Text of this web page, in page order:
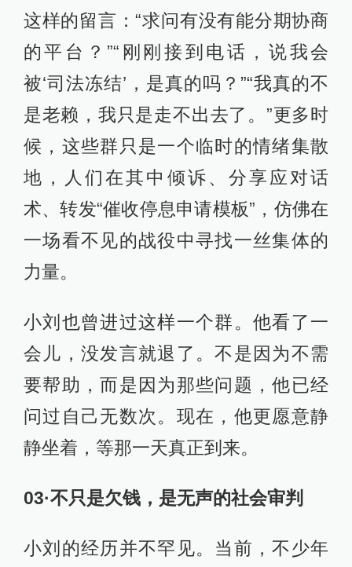
这样的留言：“求问有没有能分期协商
的平台？”“刚刚接到电话，说我会
被‘司法冻结’，是真的吗？”“我真的不
是老赖，我只是走不出去了。”更多时
候，这些群只是一个临时的情绪集散
地，人们在其中倾诉、分享应对话
术、转发“催收停息申请模板”，仿佛在
一场看不见的战役中寻找一丝集体的
力量。
小刘也曾进过这样一个群。他看了一
会儿，没发言就退了。不是因为不需
要帮助，而是因为那些问题，他已经
问过自己无数次。现在，他更愿意静
静坐着，等那一天真正到来。
03·不只是欠钱，是无声的社会审判
小刘的经历并不罕见。当前，不少年